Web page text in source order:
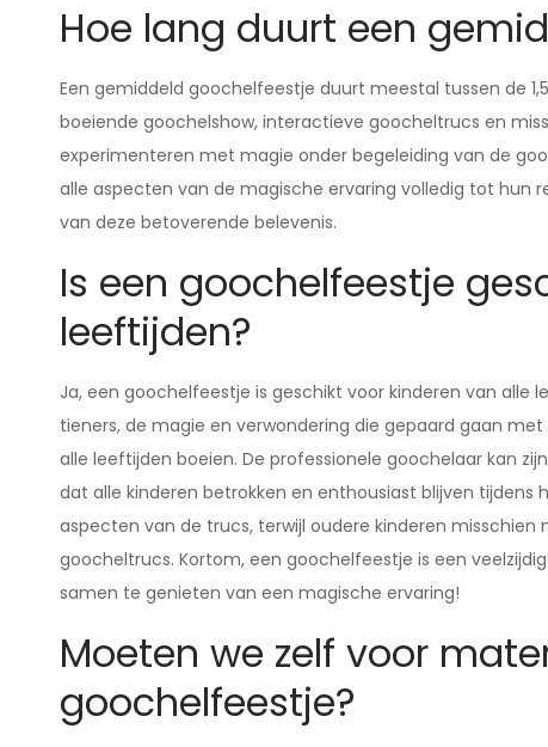
Hoe lang duurt een
Een gemiddeld goochelfeestje duurt meestal tussen de
boeiende goochelshow, interactieve goocheltrucs en
experimenteren met magie onder begeleiding van de
alle aspecten van de magische ervaring volledig tot hun
van deze betoverende belevenis.
Is een goochelfeestje
leeftijden?
Ja, een goochelfeestje is geschikt voor kinderen van
tieners, de magie en verwondering die gepaard gaan
alle leeftijden boeien. De professionele goochelaar kan
dat alle kinderen betrokken en enthousiast blijven tijdens
aspecten van de trucs, terwijl oudere kinderen
goocheltrucs. Kortom, een goochelfeestje is een
samen te genieten van een magische ervaring!
Moeten we zelf voor
goochelfeestje?